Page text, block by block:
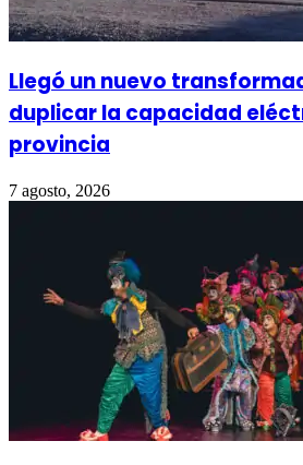
Llegó un nuevo
duplicar la capacidad
provincia
7 agosto, 2026